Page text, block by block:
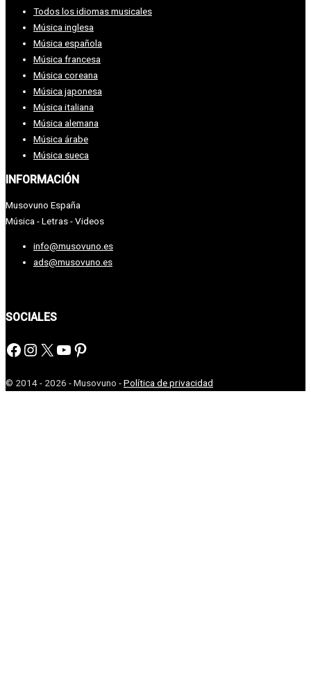
Todos los idiomas musicales
Música inglesa
Música española
Música francesa
Música coreana
Música japonesa
Música italiana
Música alemana
Música árabe
Música sueca
INFORMACIÓN
Musovuno España
Música - Letras - Videos
info@musovuno.es
ads@musovuno.es
SOCIALES
Facebook
Instagram
X YouTube
Pinterest
© 2014 - 2026 - Musovuno -Política de privacidad